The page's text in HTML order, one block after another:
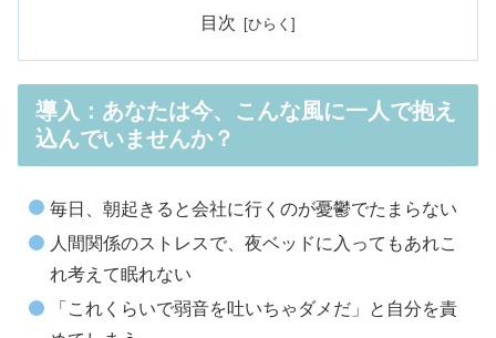
目次
導入：あなたは今、こんな風に一人で抱え
込んでいませんか？
毎日、朝起きると会社に行くのが憂鬱でたまらない
人間関係のストレスで、夜ベッドに入ってもあれこ
れ考えて眠れない
「これくらいで弱音を吐いちゃダメだ」と自分を責